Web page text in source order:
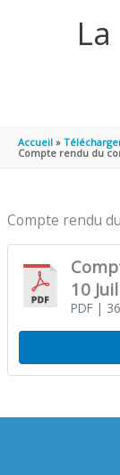
Accueil
Compte rendu du
Compte rendu
10
PDF|